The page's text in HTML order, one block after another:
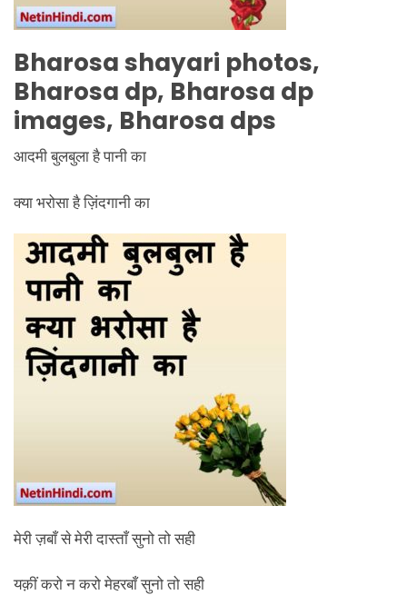
Bharosa shayari photos,
Bharosa dp, Bharosa dp
images, Bharosa dps
आदमी बुलबुला है पानी का
क्या भरोसा है ज़िंदगानी का
मेरी ज़बाँ से मेरी दास्ताँ सुनो तो सही
यक़ीं करो न करो मेहरबाँ सुनो तो सही